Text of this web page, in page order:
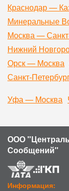
Краснодар —
Минеральные
Москва —
Нижний
Орск — Москва
Санкт-
Уфа — Москва
ООО
Сообщений"
Информация: